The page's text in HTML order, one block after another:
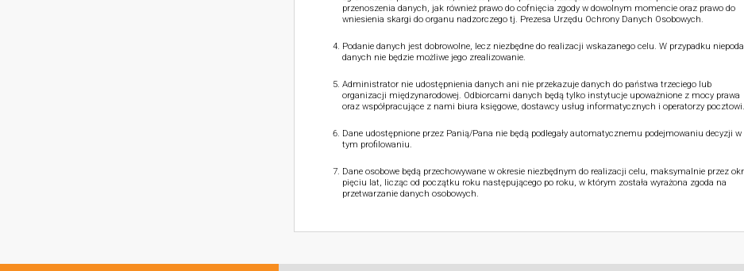
przenoszenia danych, jak również prawo do cofnięcia zgody w dowolnym momencie oraz prawo do
wniesienia skargi do organu nadzorczego tj. Prezesa Urzędu Ochrony Danych Osobowych.
Podanie danych jest dobrowolne, lecz niezbędne do realizacji wskazanego celu. W przypadku
danych nie będzie możliwe jego zrealizowanie.
Administrator nie udostępnienia danych ani nie przekazuje danych do państwa trzeciego lub
organizacji międzynarodowej. Odbiorcami danych będą tylko instytucje upoważnione z mocy prawa
oraz współpracujące z nami biura księgowe, dostawcy usług informatycznych i operatorzy pocztowi.
Dane udostępnione przez Panią/Pana nie będą podlegały automatycznemu podejmowaniu decyzji w
tym profilowaniu.
Dane osobowe będą przechowywane w okresie niezbędnym do realizacji celu, maksymalnie przez
pięciu lat, licząc od początku roku następującego po roku, w którym została wyrażona zgoda na
przetwarzanie danych osobowych.